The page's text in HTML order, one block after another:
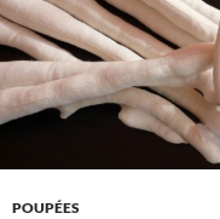
POUPÉES